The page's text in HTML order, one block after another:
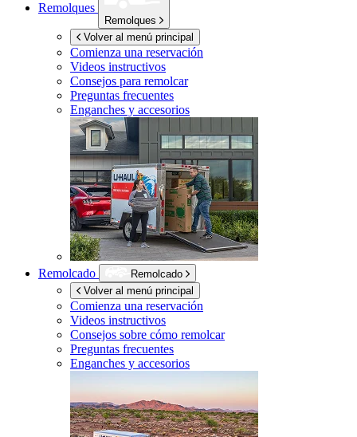
Remolques
Remolques
Volver al menú principal
Comienza una reservación
Videos instructivos
Consejos para remolcar
Preguntas frecuentes
Enganches y accesorios
Remolcado
Remolcado
Volver al menú principal
Comienza una reservación
Videos instructivos
Consejos sobre cómo remolcar
Preguntas frecuentes
Enganches y accesorios